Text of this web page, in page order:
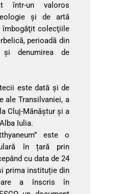
într-un valoros
şi de artă
îmbogăţit colecţiile
perioadă din
şi denumirea de
este dată şi de
ale Transilvaniei, a
Cluj-Mănăştur şi a
Iulia.
este o
în țară prin
cu data de 24
prima instituție din
a înscris în